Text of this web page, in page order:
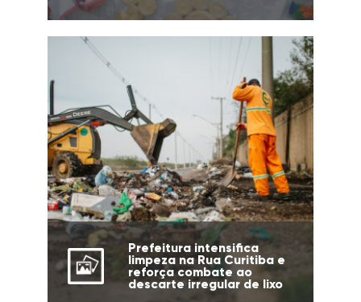
Prefeitura intensifica
limpeza na Rua Curitiba e
reforça combate ao
descarte irregular de lixo